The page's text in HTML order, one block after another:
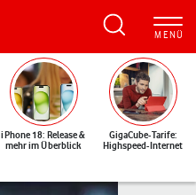
iPhone 18: Release &
mehr im Überblick
GigaCube-Tarife:
Highspeed-Internet